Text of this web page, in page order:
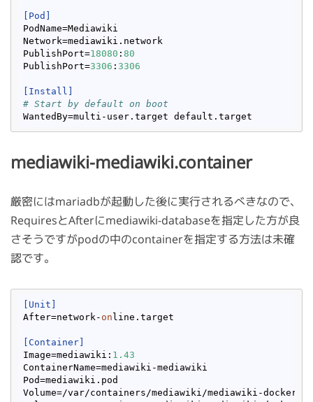
[Pod]
PodName
Network
PublishPort=18080 : 80
PublishPort=3306 : 3306
[Install]
# Start by default on boot
WantedBy
mediawiki-mediawiki.container
厳密にはmariadbが起動した後に実行されるべきなので、
RequiresとAfterにmediawiki-databaseを指定した方が良
さそうですがpodの中のcontainerを指定する方法は未確
認です。
[Unit]
After=network- on
[Container]
Image=mediawiki: 1.43
ContainerName
Pod
Volume